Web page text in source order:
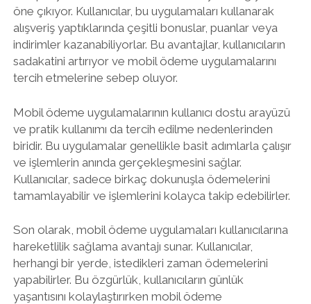
öne çıkıyor. Kullanıcılar, bu uygulamaları kullanarak
alışveriş yaptıklarında çeşitli bonuslar, puanlar veya
indirimler kazanabiliyorlar. Bu avantajlar, kullanıcıların
sadakatini artırıyor ve mobil ödeme uygulamalarını
tercih etmelerine sebep oluyor.
Mobil ödeme uygulamalarının kullanıcı dostu arayüzü
ve pratik kullanımı da tercih edilme nedenlerinden
biridir. Bu uygulamalar genellikle basit adımlarla çalışır
ve işlemlerin anında gerçekleşmesini sağlar.
Kullanıcılar, sadece birkaç dokunuşla ödemelerini
tamamlayabilir ve işlemlerini kolayca takip edebilirler.
Son olarak, mobil ödeme uygulamaları kullanıcılarına
hareketlilik sağlama avantajı sunar. Kullanıcılar,
herhangi bir yerde, istedikleri zaman ödemelerini
yapabilirler. Bu özgürlük, kullanıcıların günlük
yaşantısını kolaylaştırırken mobil ödeme